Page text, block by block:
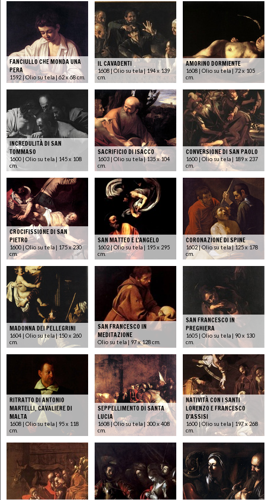
FANCIULLO CHE MONDA UNA
PERA
1592 | Olio su tela | 62 x 68 cm.
IL CAVADENTI
1608 | Olio su tela | 194 x 139
cm.
AMORINO DORMIENTE
1608 | Olio su tela | 72 x 105
cm.
INCREDULITÀ DI SAN
TOMMASO
1600 | Olio su tela | 145 x 108
cm.
SACRIFICIO DI ISACCO
1603 | Olio su tela | 135 x 104
cm.
CONVERSIONE DI SAN PAOLO
1600 | Olio su tela | 189 x 237
cm.
CROCIFISSIONE DI SAN
PIETRO
1600 | Olio su tela | 175 x 230
cm.
SAN MATTEO E L'ANGELO
1602 | Olio su tela | 195 x 295
cm.
CORONAZIONE DI SPINE
1602 | Olio su tela | 125 x 178
cm.
MADONNA DEI PELLEGRINI
1604 | Olio su tela | 150 x 260
cm.
SAN FRANCESCO IN
MEDITAZIONE
Olio su tela | 97 x 128 cm.
SAN FRANCESCO IN
PREGHIERA
1605 | Olio su tela | 90 x 130
cm.
RITRATTO DI ANTONIO
MARTELLI, CAVALIERE DI
MALTA
1608 | Olio su tela | 95 x 118
cm.
SEPPELLIMENTO DI SANTA
LUCIA
1608 | Olio su tela | 300 x 408
cm.
NATIVITÀ CON I SANTI
LORENZO E FRANCESCO
D'ASSISI
1600 | Olio su tela | 197 x 268
cm.